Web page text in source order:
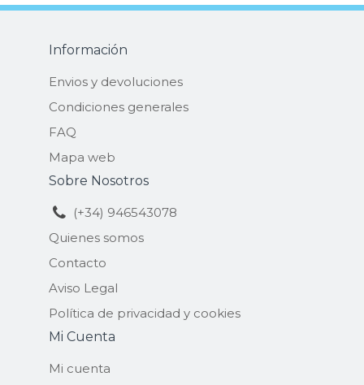
Información
Envios y devoluciones
Condiciones generales
FAQ
Mapa web
Sobre Nosotros
(+34) 946543078
Quienes somos
Contacto
Aviso Legal
Política de privacidad y cookies
Mi Cuenta
Mi cuenta